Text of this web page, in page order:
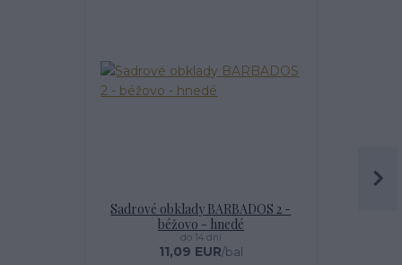
Sadrové obklady BARBADOS 2 -
béžovo - hnedé
11,09 EUR/bal
do 14 dní